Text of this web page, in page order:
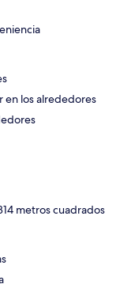
en los alrededores
metros cuadrados